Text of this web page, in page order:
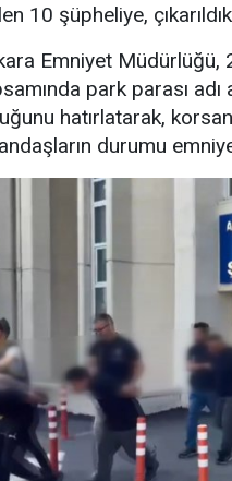
10 şüpheliye,
Emniyet Müdürlüğü,
park parası adı
hatırlatarak,
durumu